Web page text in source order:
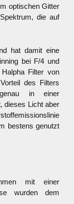
optischen Gitter
die auf
hat damit eine
bei F/4 und
Filter von
des Filters
in einer
dieses Licht aber
bestens genutzt
mit einer
wurden dem